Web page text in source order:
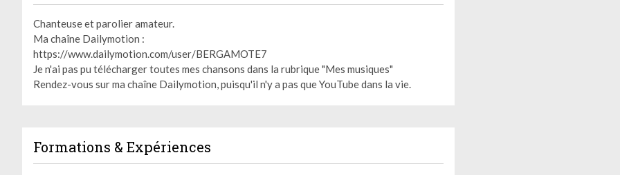
Chanteuse et parolier amateur.
Ma chaîne Dailymotion :
https://www.dailymotion.com/user/BERGAMOTE7
Je n'ai pas pu télécharger toutes mes chansons dans la rubrique "Mes musiques"
Rendez-vous sur ma chaîne Dailymotion, puisqu'il n'y a pas que YouTube dans la vie.
Formations & Expériences